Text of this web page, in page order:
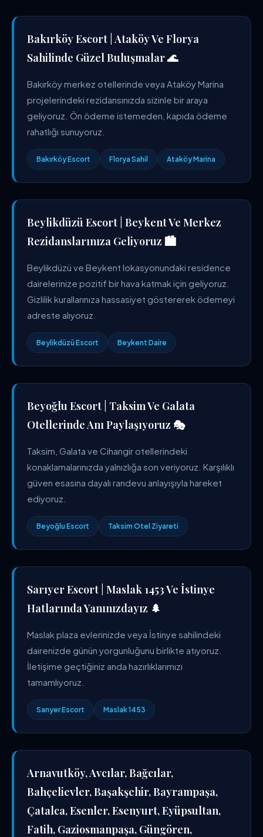
Bakırköy Escort | Ataköy Ve Florya
Sahilinde Güzel Buluşmalar 🌊
Bakırköy merkez otellerinde veya Ataköy Marina
projelerindeki rezidansınızda sizinle bir araya
geliyoruz. Ön ödeme istemeden, kapıda ödeme
rahatlığı sunuyoruz.
Bakırköy Escort Florya Sahil Ataköy Marina
Beylikdüzü Escort | Beykent Ve Merkez
Rezidanslarınıza Geliyoruz 🏙️
Beylikdüzü ve Beykent lokasyonundaki residence
dairelerinize pozitif bir hava katmak için geliyoruz.
Gizlilik kurallarınıza hassasiyet göstererek ödemeyi
adreste alıyoruz.
Beylikdüzü Escort Beykent Daire
Beyoğlu Escort | Taksim Ve Galata
Otellerinde Anı Paylaşıyoruz 🎭
Taksim, Galata ve Cihangir otellerindeki
konaklamalarınızda yalnızlığa son veriyoruz. Karşılıklı
güven esasına dayalı randevu anlayışıyla hareket
ediyoruz.
Beyoğlu Escort Taksim Otel Ziyareti
Sarıyer Escort | Maslak 1453 Ve İstinye
Hatlarında Yanınızdayız 🌲
Maslak plaza evlerinizde veya İstinye sahilindeki
dairenizde günün yorgunluğunu birlikte atıyoruz.
İletişime geçtiğiniz anda hazırlıklarımızı
tamamlıyoruz.
Sarıyer Escort Maslak 1453
Arnavutköy, Avcılar, Bağcılar,
Bahçelievler, Başakşehir, Bayrampaşa,
Çatalca, Esenler, Esenyurt, Eyüpsultan,
Fatih, Gaziosmanpaşa, Güngören,